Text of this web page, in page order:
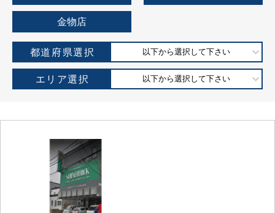
金物店
都道府県選択 以下から選択して下さい
エリア選択 以下から選択して下さい